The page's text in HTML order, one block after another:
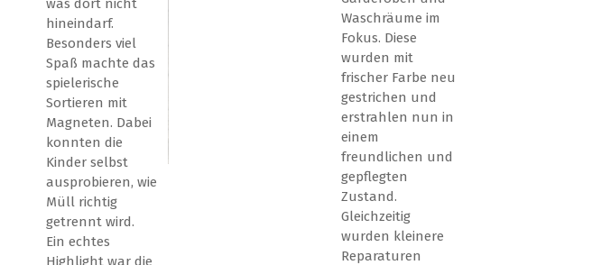
was dort nicht
hineindarf.
Besonders viel
Spaß machte das
spielerische
Sortieren mit
Magneten. Dabei
konnten die
Kinder selbst
ausprobieren, wie
Müll richtig
getrennt wird.
Ein echtes
Highlight war die
Waschräume im
Fokus. Diese
wurden mit
frischer Farbe neu
gestrichen und
erstrahlen nun in
einem
freundlichen und
gepflegten
Zustand.
Gleichzeitig
wurden kleinere
Reparaturen